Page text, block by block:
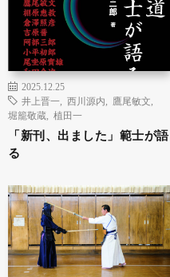
2025.12.25
井上晋一
西川源内 鷹尾敏文
堀籠敬蔵
植田一
「新刊、出ました」範士が語
る